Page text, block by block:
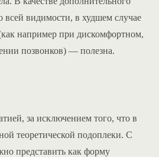
всей видимости, в худшем случае
например при дискомфортном,
позвонков) — полезна.
за исключением того, что в
теоретической подоплеки. С
представить как форму